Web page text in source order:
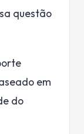
questão
em
do